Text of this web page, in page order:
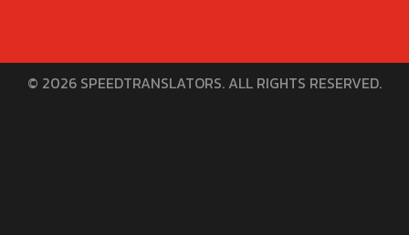
© 2026 SPEEDTRANSLATORS. ALL RIGHTS RESERVED.